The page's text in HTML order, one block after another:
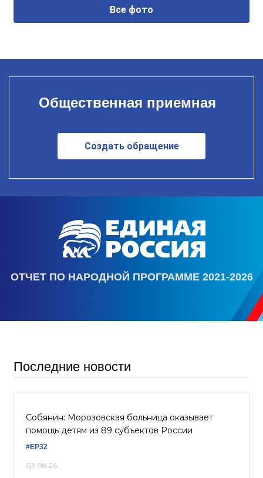
Все фото
Общественная приемная
Создать обращение
ОТЧЕТ ПО НАРОДНОЙ ПРОГРАММЕ 2021-2026
Последние новости
Собянин: Морозовская больница оказывает
помощь детям из 89 субъектов России
#ЕР32
03.08.26